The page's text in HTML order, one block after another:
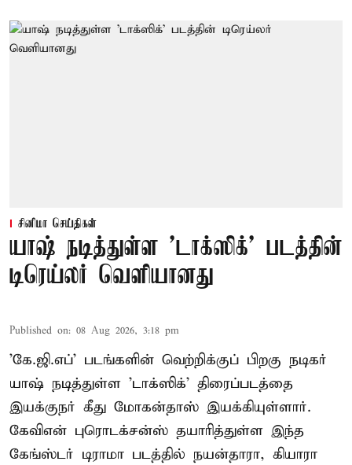
சினிமா செய்திகள்
யாஷ் நடித்துள்ள 'டாக்‌ஸிக்' படத்தின்
டிரெய்லர் வெளியானது
Published on: 08 Aug 2026, 3:18 pm
'கே.ஜி.எப்' படங்களின் வெற்றிக்குப் பிறகு நடிகர்
யாஷ் நடித்துள்ள 'டாக்ஸிக்' திரைப்படத்தை
இயக்குநர் கீது மோகன்தாஸ் இயக்கியுள்ளார்.
கேவிஎன் புரொடக்சன்ஸ் தயாரித்துள்ள இந்த
கேங்ஸ்டர் டிராமா படத்தில் நயன்தாரா, கியாரா